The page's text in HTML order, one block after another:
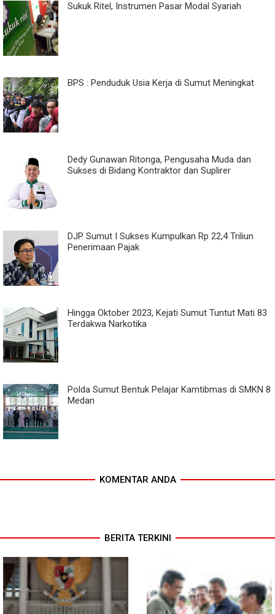
Sukuk Ritel, Instrumen Pasar Modal Syariah
BPS : Penduduk Usia Kerja di Sumut Meningkat
Dedy Gunawan Ritonga, Pengusaha Muda dan
Sukses di Bidang Kontraktor dan Suplirer
DJP Sumut I Sukses Kumpulkan Rp 22,4 Triliun
Penerimaan Pajak
Hingga Oktober 2023, Kejati Sumut Tuntut Mati 83
Terdakwa Narkotika
Polda Sumut Bentuk Pelajar Kamtibmas di SMKN 8
Medan
KOMENTAR ANDA
BERITA TERKINI